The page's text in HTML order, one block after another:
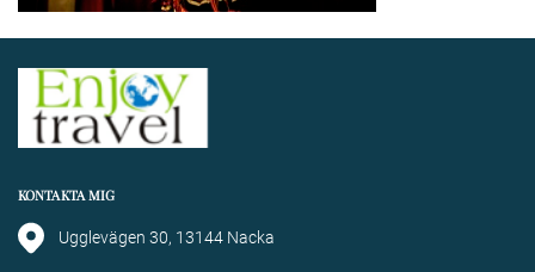
KONTAKTA MIG
Ugglevägen 30, 13144 Nacka